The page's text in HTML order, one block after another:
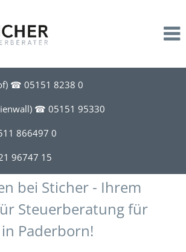
☎ 05151 8238 0
☎ 05151 95330
866497 0
96747 15
bei Sticher - Ihrem
Steuerberatung für
Paderborn!
Apotheken
Friseure